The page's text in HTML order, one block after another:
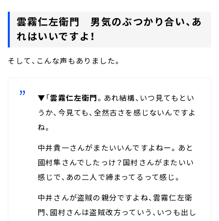
雲霧仁左衛門 男気のぶつかり合い、あ
れはいいですよ！
そして、こんな声もありました。
▼「雲霧仁左衛門。あれ結構、いつ見てもとい
うか、今見ても、全然古さを感じないんですよ
ね。
中井貴一さんがまたいいんですよねー。あと
國村隼さんでしたっけ？国村さんがまたいい
感じで、あの二人で締まってるって感じ。
中井さんが盗賊の親分ですよね、雲霧仁左衛
門、國村さんは盗賊改方っていう、いつも出し